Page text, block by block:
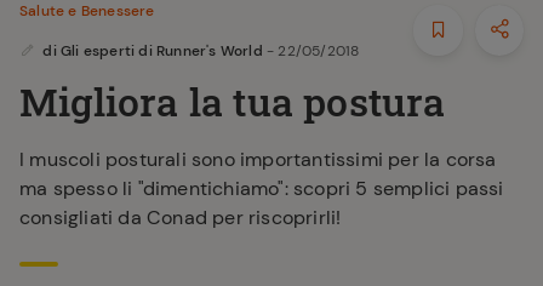
Salute e Benessere
diGli esperti di Runner's World - 22/05/2018
Migliora la tua postura
I muscoli posturali sono importantissimi per la corsa
ma spesso li "dimentichiamo": scopri 5 semplici passi
consigliati da Conad per riscoprirli!